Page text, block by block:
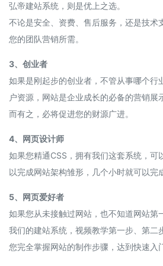
弘帝建站系统，则是优上之选。
不论是安全、资费、售后服务，还是技术
您的团队营销所需。
3、创业者
如果是刚起步的创业者，不管从事哪个行
户资源，网站是企业成长的必备的营销展
而有之，必将促进您的财源广进。
4、网页设计师
如果您精通CSS，拥有我们这套系统，可
以完成网站架构雏形，几个小时就可以完
5、网页爱好者
如果您从未接触过网站，也不知道网站第
我们的建站系统，视频教学第一步、第二
您完全掌握网站的制作步骤，达到快速入